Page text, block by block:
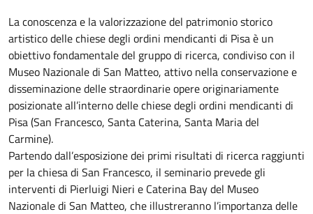
La conoscenza e la valorizzazione del patrimonio storico
artistico delle chiese degli ordini mendicanti di Pisa è un
obiettivo fondamentale del gruppo di ricerca, condiviso con il
Museo Nazionale di San Matteo, attivo nella conservazione e
disseminazione delle straordinarie opere originariamente
posizionate all’interno delle chiese degli ordini mendicanti di
Pisa (San Francesco, Santa Caterina, Santa Maria del
Carmine).
Partendo dall’esposizione dei primi risultati di ricerca raggiunti
per la chiesa di San Francesco, il seminario prevede gli
interventi di Pierluigi Nieri e Caterina Bay del Museo
Nazionale di San Matteo, che illustreranno l’importanza delle